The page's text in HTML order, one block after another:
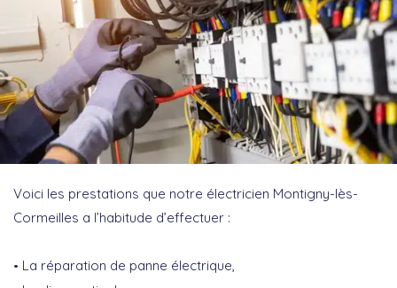
Voici les prestations que notre électricien Montigny-lès-
Cormeilles a l’habitude d’effectuer :
La réparation de panne électrique,